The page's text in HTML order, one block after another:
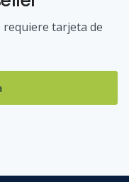
tarjeta de